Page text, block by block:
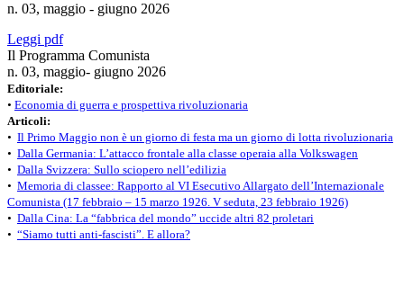
n. 03, maggio - giugno 2026
Leggi pdf
Il Programma Comunista
n. 03, maggio- giugno 2026
Editoriale:
• Economia di guerra e prospettiva rivoluzionaria
Articoli:
• Il Primo Maggio non è un giorno di festa ma un giorno di lotta rivoluzionaria
• Dalla Germania: L’attacco frontale alla classe operaia alla Volkswagen
• Dalla Svizzera: Sullo sciopero nell’edilizia
• Memoria di classee: Rapporto al VI Esecutivo Allargato dell’Internazionale
Comunista (17 febbraio – 15 marzo 1926. V seduta, 23 febbraio 1926)
• Dalla Cina: La “fabbrica del mondo” uccide altri 82 proletari
• “Siamo tutti anti-fascisti”. E allora?